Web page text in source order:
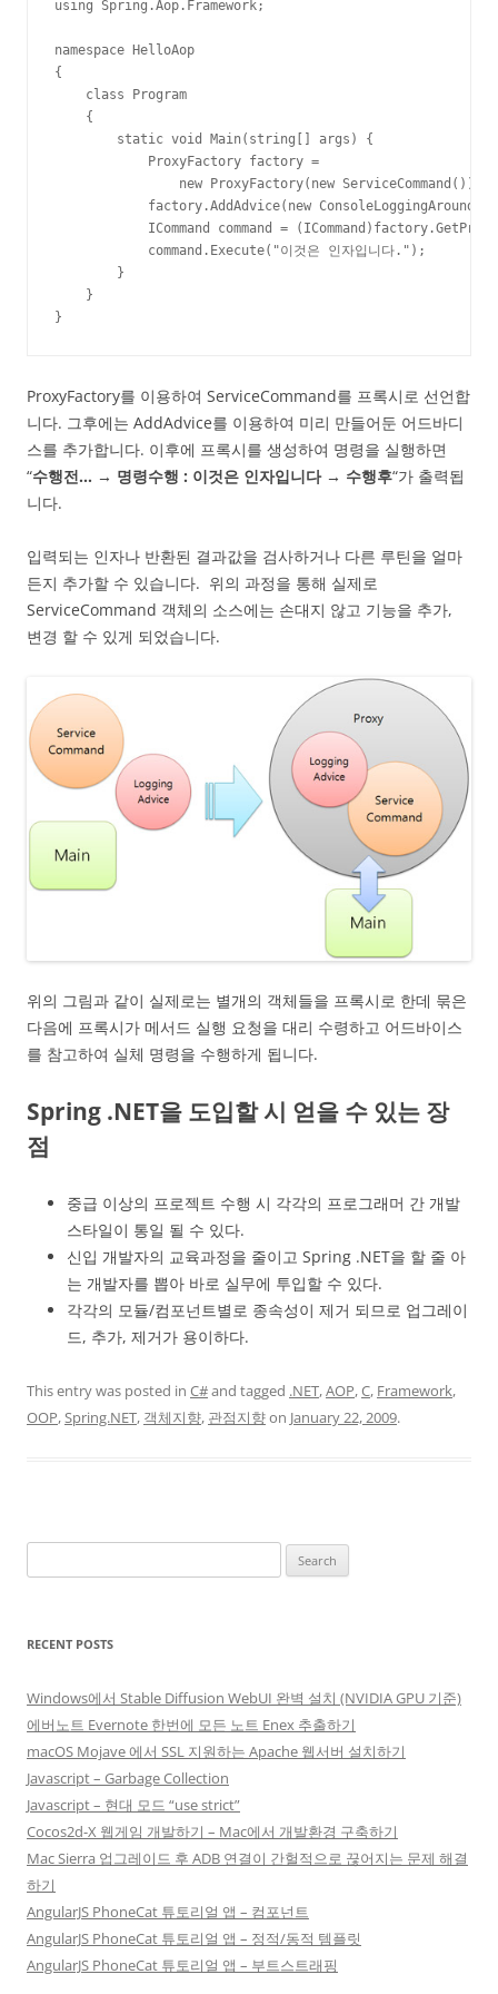
using Spring.Aop.Framework;
namespace HelloAop
{
class Program
{
static void Main(string[] args) {
ProxyFactory factory =
new ProxyFactory(new ServiceCommand());
factory.AddAdvice(new
ICommand command =
command.Execute("이것은 인자입니다.");
}
}
}
ProxyFactory를 이용하여 ServiceCommand를 프록시로 선언합
니다. 그후에는 AddAdvice를 이용하여 미리 만들어둔 어드바디
스를 추가합니다. 이후에 프록시를 생성하여 명령을 실행하면
“수행전… → 명령수행 : 이것은 인자입니다 → 수행후“가 출력됩
니다.
입력되는 인자나 반환된 결과값을 검사하거나 다른 루틴을 얼마
든지 추가할 수 있습니다. 위의 과정을 통해 실제로
ServiceCommand 객체의 소스에는 손대지 않고 기능을 추가,
변경 할 수 있게 되었습니다.
위의 그림과 같이 실제로는 별개의 객체들을 프록시로 한데 묶은
다음에 프록시가 메서드 실행 요청을 대리 수령하고 어드바이스
를 참고하여 실체 명령을 수행하게 됩니다.
Spring .NET을 도입할 시 얻을 수 있는 장
점
중급 이상의 프로젝트 수행 시 각각의 프로그래머 간 개발
스타일이 통일 될 수 있다.
신입 개발자의 교육과정을 줄이고 Spring .NET을 할 줄 아
는 개발자를 뽑아 바로 실무에 투입할 수 있다.
각각의 모듈/컴포넌트별로 종속성이 제거 되므로 업그레이
드, 추가, 제거가 용이하다.
This entry was posted in C#and tagged .NET,AOP,C, Framework,
OOP,Spring.NET, 객체지향, 관점지향on January 22, 2009.
for:
RECENT POSTS
Windows에서 Stable Diffusion WebUI 완벽 설치 (NVIDIA GPU 기준)
에버노트 Evernote 한번에 모든 노트 Enex 추출하기
macOS Mojave 에서 SSL 지원하는 Apache 웹서버 설치하기
Javascript – Garbage Collection
Javascript – 현대 모드 “use strict”
Cocos2d-X 웹게임 개발하기 – Mac에서 개발환경 구축하기
Mac Sierra 업그레이드 후 ADB 연결이 간헐적으로 끊어지는 문제 해결
하기
AngularJS PhoneCat 튜토리얼 앱 – 컴포넌트
AngularJS PhoneCat 튜토리얼 앱 – 정적/동적 템플릿
AngularJS PhoneCat 튜토리얼 앱 – 부트스트래핑